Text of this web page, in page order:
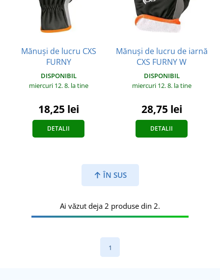
Mănuși de lucru CXS
FURNY
DISPONIBIL
miercuri 12. 8. la tine
18,25 lei
DETALII
Mănuși de lucru de iarnă
CXS FURNY W
DISPONIBIL
miercuri 12. 8. la tine
28,75 lei
DETALII
ÎN SUS
Ai văzut deja 2 produse din 2.
1